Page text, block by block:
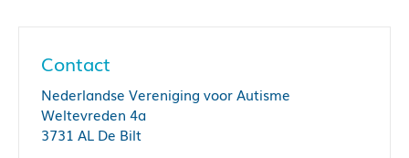
Contact
Nederlandse Vereniging voor Autisme
Weltevreden 4a
3731 AL De Bilt